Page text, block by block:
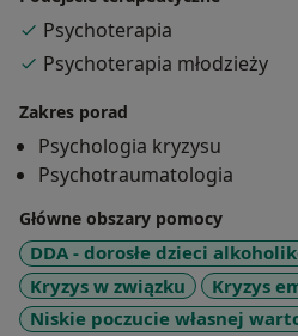
zawodowe, które
Miejskim w Elblągu, w
Nerwicowych. Prowadzę
indywidualną, z osobami
r.ż.) oraz z parami. Swoją
superwizji u certyfikowanych
podnoszę swoje kwalifikacje.
konsultacje psychologiczne ,
psychoterapii. "Życie nie toczy
jest takie jakie jest. Sposób w
stanowi całą różnice." Virgina
Psychoterapia
Psychoterapia młodzieży
Zakres porad
Psychologia kryzysu
Psychotraumatologia
Główne obszary pomocy
DDA - dorosłe dzieci
Kryzys w związku
Kryzys
Niskie poczucie własnej